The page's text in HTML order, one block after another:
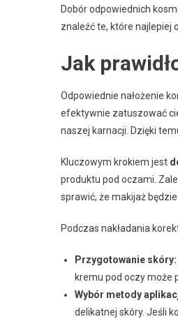
Dobór odpowiednich
znaleźć te, które najlepiej
Jak
Odpowiednie nałożenie
efektywnie zatuszować
naszej karnacji. Dzięki
Kluczowym krokiem jest
produktu pod oczami.
sprawić, że makijaż
Podczas nakładania
Przygotowanie skóry:
kremu pod oczy może
Wybór metody
delikatnej skóry. Jeśli